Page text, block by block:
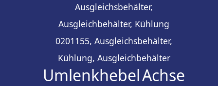
Ausgleichsbehälter,
Ausgleichbehälter, Kühlung
0201155, Ausgleichsbehälter,
Kühlung, Ausgleichbehälter
UmlenkhebelAchse